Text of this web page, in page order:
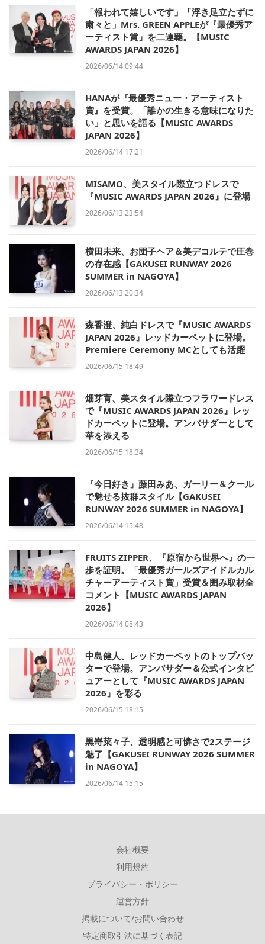
「報われて嬉しいです」「浮き足立たずに
粛々と」Mrs. GREEN APPLEが『最優秀ア
ーティスト賞』を二連覇。【MUSIC
AWARDS JAPAN 2026】
2026/06/14 09:44
HANAが『最優秀ニュー・アーティスト
賞』を受賞。「誰かの生きる意味になりた
い」と思いを語る【MUSIC AWARDS
JAPAN 2026】
2026/06/14 17:21
MISAMO、美スタイル際立つドレスで
『MUSIC AWARDS JAPAN 2026』に登場
2026/06/13 23:54
横田未来、お団子ヘア＆美デコルテで圧巻
の存在感【GAKUSEI RUNWAY 2026
SUMMER in NAGOYA】
2026/06/13 20:34
森香澄、純白ドレスで『MUSIC AWARDS
JAPAN 2026』レッドカーペットに登場。
Premiere Ceremony MCとしても活躍
2026/06/15 18:49
畑芽育、美スタイル際立つフラワードレス
で『MUSIC AWARDS JAPAN 2026』レッ
ドカーペットに登場。アンバサダーとして
華を添える
2026/06/15 18:34
『今日好き』藤田みあ、ガーリー＆クール
で魅せる抜群スタイル【GAKUSEI
RUNWAY 2026 SUMMER in NAGOYA】
2026/06/14 15:48
FRUITS ZIPPER、『原宿から世界へ』の一
歩を証明。「最優秀ガールズアイドルカル
チャーアーティスト賞」受賞＆囲み取材全
コメント【MUSIC AWARDS JAPAN
2026】
2026/06/14 08:43
中島健人、レッドカーペットのトップバッ
ターで登場。アンバサダー＆公式インタビ
ュアーとして『MUSIC AWARDS JAPAN
2026』を彩る
2026/06/15 18:15
黒嵜菜々子、透明感と可憐さで2ステージ
魅了【GAKUSEI RUNWAY 2026 SUMMER
in NAGOYA】
2026/06/14 15:15
会社概要
利用規約
プライバシー・ポリシー
運営方針
掲載について/お問い合わせ
特定商取引法に基づく表記